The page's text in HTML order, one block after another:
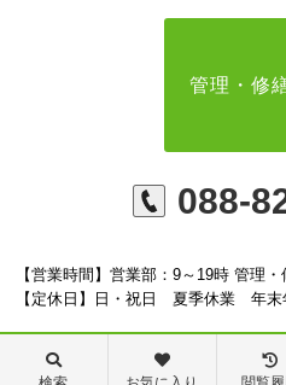
管理・修
088-
【営業時間】営業部：9～19時 管理
【定休日】日・祝日 夏季休業 年末